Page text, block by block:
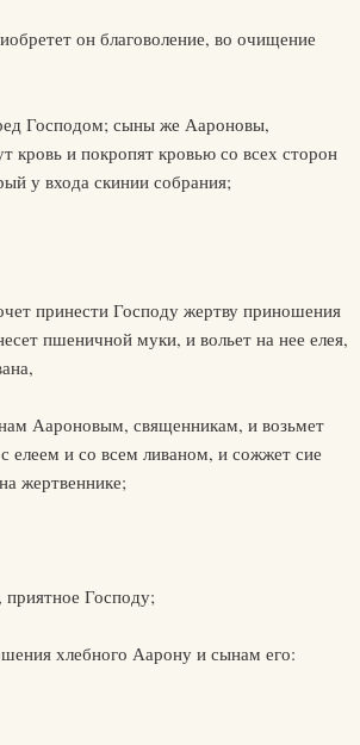
он благоволение, во очищение
Господом; сыны же Аароновы,
кровь и покропят кровью со всех сторон
у входа скинии собрания;
принести Господу жертву приношения
пшеничной муки, и вольет на нее елея,
Аароновым, священникам, и возьмет
елеем и со всем ливаном, и сожжет сие
жертвеннике;
приятное Господу;
хлебного Аарону и сынам его: